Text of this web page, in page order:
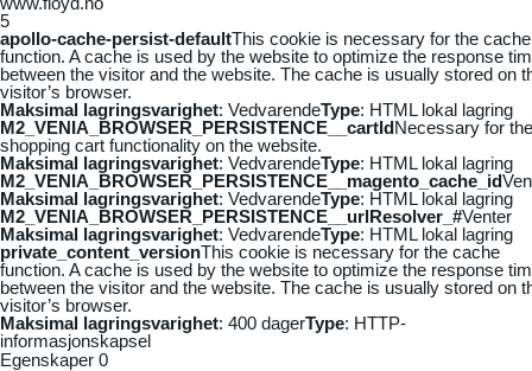
5
apollo-cache-persist-defaultThis cookie is necessary for the cache
function. A cache is used by the website to optimize the response
between the visitor and the website. The cache is usually stored on
visitor’s browser.
Maksimal lagringsvarighet: VedvarendeType: HTML lokal lagring
M2_VENIA_BROWSER_PERSISTENCE__cartIdNecessary for the
shopping cart functionality on the website.
Maksimal lagringsvarighet: VedvarendeType: HTML lokal lagring
M2_VENIA_BROWSER_PERSISTENCE__magento_cache_id
Maksimal lagringsvarighet: VedvarendeType: HTML lokal lagring
M2_VENIA_BROWSER_PERSISTENCE__urlResolver_#Venter
Maksimal lagringsvarighet: VedvarendeType: HTML lokal lagring
private_content_versionThis cookie is necessary for the cache
function. A cache is used by the website to optimize the response
between the visitor and the website. The cache is usually stored on
visitor’s browser.
Maksimal lagringsvarighet: 400 dagerType: HTTP-
informasjonskapsel
Egenskaper 0